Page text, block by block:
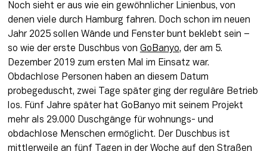
Noch sieht er aus wie ein gewöhnlicher Linienbus, von
denen viele durch Hamburg fahren. Doch schon im neuen
Jahr 2025 sollen Wände und Fenster bunt beklebt sein –
so wie der erste Duschbus von GoBanyo, der am 5.
Dezember 2019 zum ersten Mal im Einsatz war.
Obdachlose Personen haben an diesem Datum
probegeduscht, zwei Tage später ging der reguläre Betrieb
los. Fünf Jahre später hat GoBanyo mit seinem Projekt
mehr als 29.000 Duschgänge für wohnungs- und
obdachlose Menschen ermöglicht. Der Duschbus ist
mittlerweile an fünf Tagen in der Woche auf den Straßen